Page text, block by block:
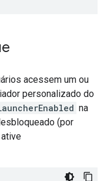
acessem um ou
personalizado do
na
(por